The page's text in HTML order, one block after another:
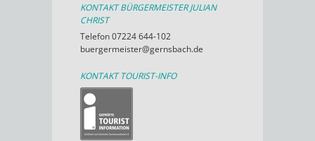
KONTAKT BÜRGERMEISTER JULIAN
CHRIST
Telefon 07224 644-102
buergermeister@gernsbach.de
KONTAKT TOURIST-INFO